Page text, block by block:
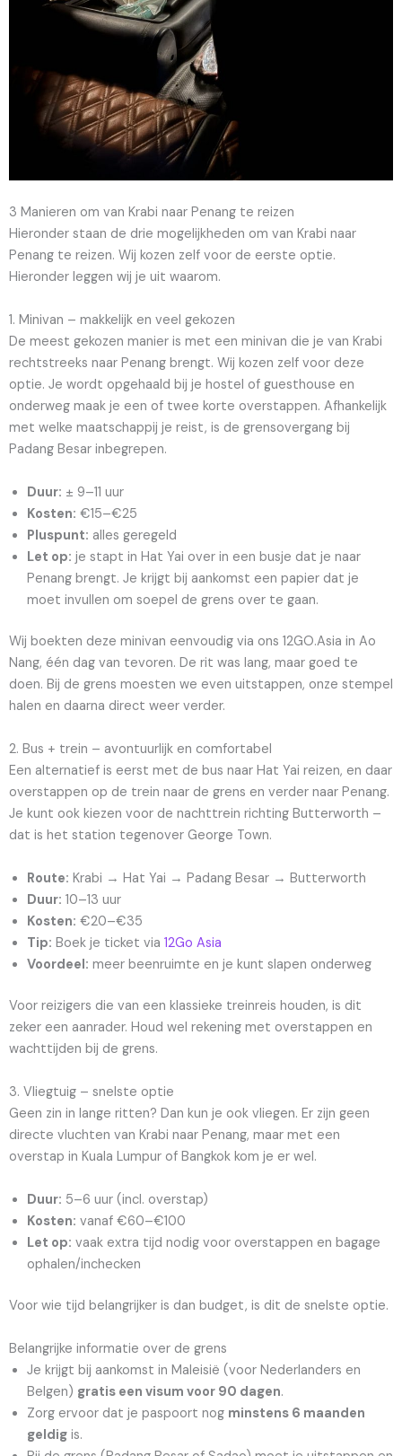
3 Manieren om van Krabi naar Penang te reizen
Hieronder staan de drie mogelijkheden om van Krabi naar
Penang te reizen. Wij kozen zelf voor de eerste optie.
Hieronder leggen wij je uit waarom.
1. Minivan – makkelijk en veel gekozen
De meest gekozen manier is met een minivan die je van Krabi
rechtstreeks naar Penang brengt. Wij kozen zelf voor deze
optie. Je wordt opgehaald bij je hostel of guesthouse en
onderweg maak je een of twee korte overstappen. Afhankelijk
met welke maatschappij je reist, is de grensovergang bij
Padang Besar inbegrepen.
Duur: ± 9–11 uur
Kosten: €15–€25
Pluspunt: alles geregeld
Let op: je stapt in Hat Yai over in een busje dat je naar
Penang brengt. Je krijgt bij aankomst een papier dat je
moet invullen om soepel de grens over te gaan.
Wij boekten deze minivan eenvoudig via ons 12GO.Asia in Ao
Nang, één dag van tevoren. De rit was lang, maar goed te
doen. Bij de grens moesten we even uitstappen, onze stempel
halen en daarna direct weer verder.
2. Bus + trein – avontuurlijk en comfortabel
Een alternatief is eerst met de bus naar Hat Yai reizen, en daar
overstappen op de trein naar de grens en verder naar Penang.
Je kunt ook kiezen voor de nachttrein richting Butterworth –
dat is het station tegenover George Town.
Route: Krabi → Hat Yai → Padang Besar → Butterworth
Duur: 10–13 uur
Kosten: €20–€35
Tip: Boek je ticket via 12Go Asia
Voordeel: meer beenruimte en je kunt slapen onderweg
Voor reizigers die van een klassieke treinreis houden, is dit
zeker een aanrader. Houd wel rekening met overstappen en
wachttijden bij de grens.
3. Vliegtuig – snelste optie
Geen zin in lange ritten? Dan kun je ook vliegen. Er zijn geen
directe vluchten van Krabi naar Penang, maar met een
overstap in Kuala Lumpur of Bangkok kom je er wel.
Duur: 5–6 uur (incl. overstap)
Kosten: vanaf €60–€100
Let op: vaak extra tijd nodig voor overstappen en bagage
ophalen/inchecken
Voor wie tijd belangrijker is dan budget, is dit de snelste optie.
Belangrijke informatie over de grens
Je krijgt bij aankomst in Maleisië (voor Nederlanders en
Belgen) gratis een visum voor 90 dagen.
Zorg ervoor dat je paspoort nog minstens 6 maanden
geldig is.